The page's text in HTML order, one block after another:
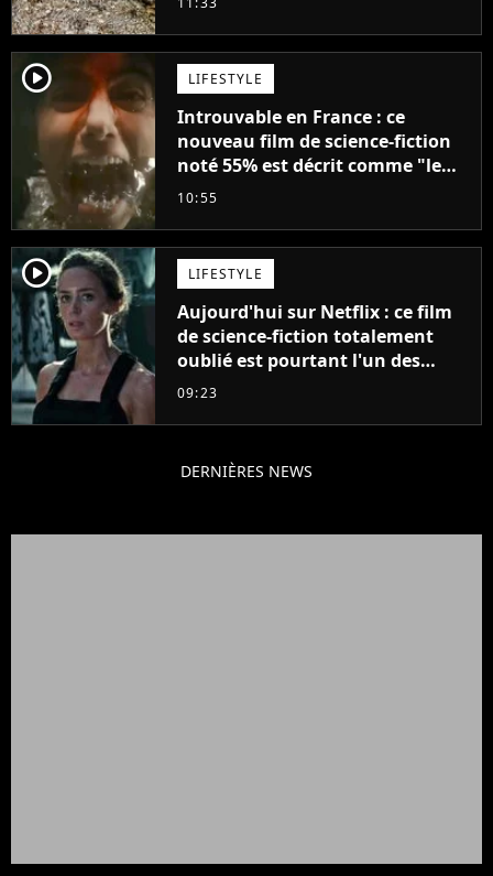
player2 LIFESTYLE
Introuvable en France : ce
nouveau film de science-fiction
noté 55% est décrit comme "le
plus stupide de l'année"
10:55
player2 LIFESTYLE
Aujourd'hui sur Netflix : ce film
de science-fiction totalement
oublié est pourtant l'un des
meilleurs des années 2010
09:23
DERNIÈRES NEWS